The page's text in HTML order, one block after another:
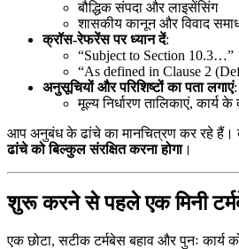
बौद्धिक संपदा और लाइसेंसिंग
शासकीय कानून और विवाद
क्रॉस-रेफरेंस पर ध्यान दें:
“Subject to Section 10.3…”
“As defined in Clause 2
अनुसूचियों और परिशिष्टों का पता लगाएं:
मूल्य निर्धारण तालिकाएं, कार्य
आप अनुबंध के ढांचे का मानचित्रण कर रहे
ढांचे को बिल्कुल संरक्षित करना होगा।
शुरू करने से पहले एक मिनी
एक छोटा, सटीक टर्मबेस बहाव और पुनः कार्य